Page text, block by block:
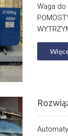
Waga